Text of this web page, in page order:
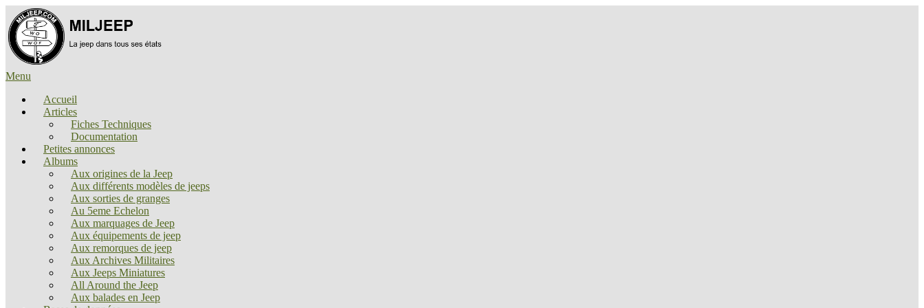
Aller
au
contenu
Menu
Accueil
Articles
Fiches Techniques
Documentation
Petites annonces
Albums
Aux origines de la Jeep
Aux différents modèles de jeeps
Aux sorties de granges
Au 5eme Echelon
Aux marquages de Jeep
Aux équipements de jeep
Aux remorques de jeep
Aux Archives Militaires
Aux Jeeps Miniatures
All Around the Jeep
Aux balades en Jeep